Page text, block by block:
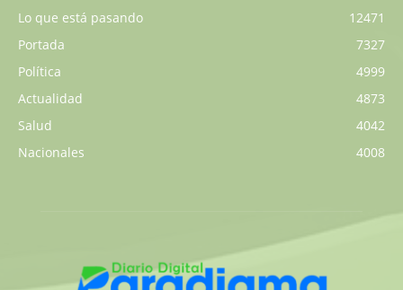
Lo que está pasando
12471
Portada
7327
Política
4999
Actualidad
4873
Salud
4042
Nacionales
4008